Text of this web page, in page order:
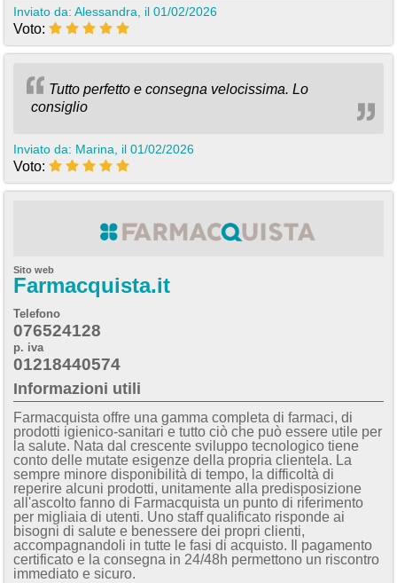
Inviato da: Alessandra, il 01/02/2026
Voto:
Tutto perfetto e consegna velocissima. Lo
consiglio
Inviato da: Marina, il 01/02/2026
Voto:
Sito web
Farmacquista.it
Telefono
076524128
p. iva
01218440574
Informazioni utili
Farmacquista offre una gamma completa di farmaci, di
prodotti igienico-sanitari e tutto ciò che può essere utile per
la salute. Nata dal crescente sviluppo tecnologico tiene
conto delle mutate esigenze della propria clientela. La
sempre minore disponibilità di tempo, la difficoltà di
reperire alcuni prodotti, unitamente alla predisposizione
all'ascolto fanno di Farmacquista un punto di riferimento
per migliaia di utenti. Uno staff qualificato risponde ai
bisogni di salute e benessere dei propri clienti,
accompagnandoli in tutte le fasi di acquisto. Il pagamento
certificato e la consegna in 24/48h permettono un riscontro
immediato e sicuro.